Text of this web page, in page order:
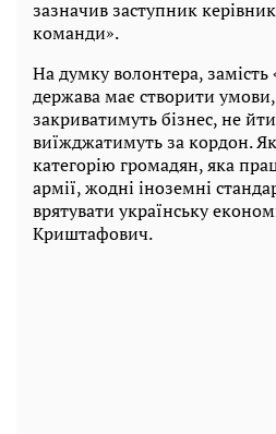
зазначив заступник
команди».
На думку волонтера, замість
держава має створити
закриватимуть бізнес, не
виїжджатимуть за кордон.
категорію громадян, яка
армії, жодні іноземні
врятувати українську
Криштафович.